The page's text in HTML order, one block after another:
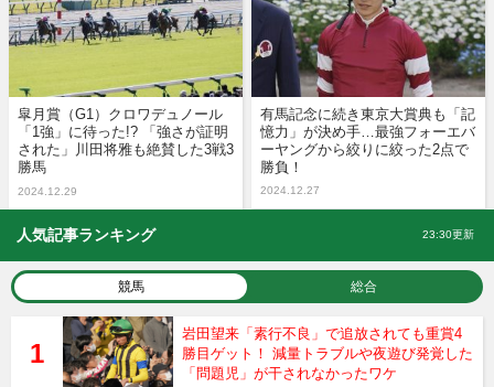
皐月賞（G1）クロワデュノール
「1強」に待った!? 「強さが証明
された」川田将雅も絶賛した3戦3
勝馬
2024.12.29
有馬記念に続き東京大賞典も「記
憶力」が決め手…最強フォーエバ
ーヤングから絞りに絞った2点で
勝負！
2024.12.27
人気記事ランキング 23:30更新
競馬 総合
岩田望来「素行不良」で追放されても重賞4
勝目ゲット！ 減量トラブルや夜遊び発覚した
「問題児」が干されなかったワケ